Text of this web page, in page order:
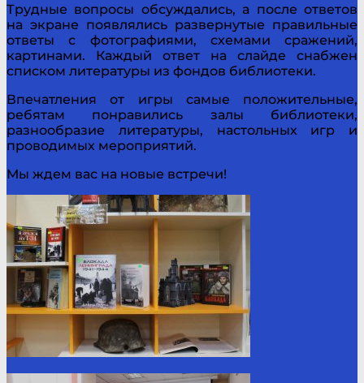
Трудные вопросы обсуждались, а после ответов
на экране появлялись развернутые правильные
ответы с фотографиями, схемами сражений,
картинами. Каждый ответ на слайде снабжен
списком литературы из фондов библиотеки.
Впечатления от игры самые положительные,
ребятам понравились залы библиотеки,
разнообразие литературы, настольных игр и
проводимых мероприятий.
Мы ждем вас на новые встречи!